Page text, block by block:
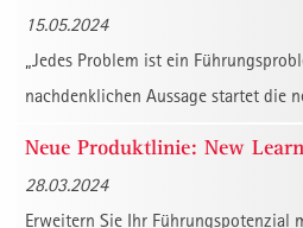
15.05.2024
„Jedes Problem ist ein
nachdenklichen Aussage startet die
Neue Produktlinie: New
28.03.2024
Erweitern Sie Ihr Führungspotenzial